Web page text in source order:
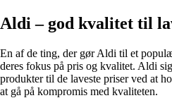
Aldi – god kvalitet til
En af de ting, der gør Aldi til et
deres fokus på pris og kvalitet. Aldi
produkter til de laveste priser ved at
at gå på kompromis med kvaliteten.